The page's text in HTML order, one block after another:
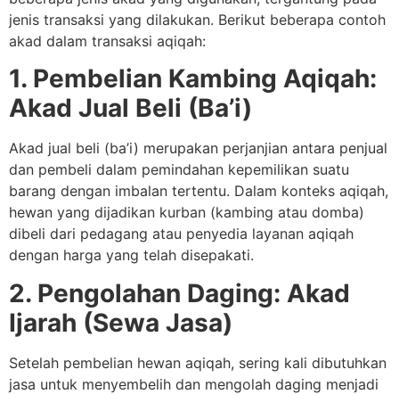
jenis transaksi yang dilakukan. Berikut beberapa contoh
akad dalam transaksi aqiqah:
1. Pembelian Kambing Aqiqah:
Akad Jual Beli (Ba’i)
Akad jual beli (ba’i) merupakan perjanjian antara penjual
dan pembeli dalam pemindahan kepemilikan suatu
barang dengan imbalan tertentu. Dalam konteks aqiqah,
hewan yang dijadikan kurban (kambing atau domba)
dibeli dari pedagang atau penyedia layanan aqiqah
dengan harga yang telah disepakati.
2. Pengolahan Daging: Akad
Ijarah (Sewa Jasa)
Setelah pembelian hewan aqiqah, sering kali dibutuhkan
jasa untuk menyembelih dan mengolah daging menjadi